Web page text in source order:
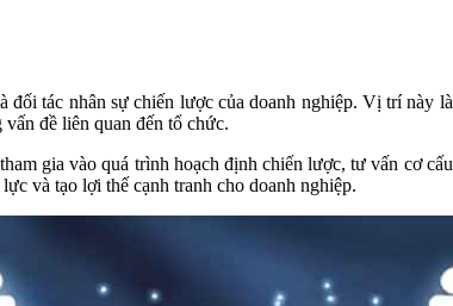
đối tác nhân sự chiến lược của doanh nghiệp. Vị trí
đề liên quan đến tổ chức.
gia vào quá trình hoạch định chiến lược, tư vấn cơ
và tạo lợi thế cạnh tranh cho doanh nghiệp.